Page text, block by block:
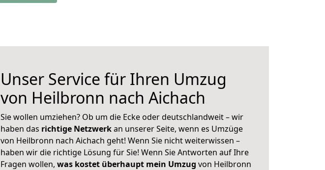
Unser Service für Ihren Umzug
von Heilbronn nach Aichach
Sie wollen umziehen? Ob um die Ecke oder deutschlandweit – wir
haben das richtige Netzwerkan unserer Seite, wenn es Umzüge
von Heilbronn nach Aichach geht! Wenn Sie nicht weiterwissen –
haben wir die richtige Lösung für Sie! Wenn Sie Antworten auf Ihre
Fragen wollen, was kostet überhaupt mein Umzug von Heilbronn